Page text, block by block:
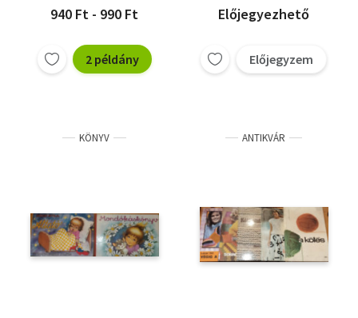
940 Ft - 990 Ft
2 példány
Előjegyezhető
Előjegyzem
KÖNYV ANTIKVÁR